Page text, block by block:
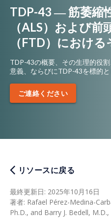
TDP-43 ― 筋萎縮
（ALS）および前
（FTD）における
TDP-43の概要、その生理的役
意義、ならびにTDP-43を標的と
ご連絡ください
リソースに戻る
最終更新日: 2025年10月16日
著者: Rafael Pérez-Medina-
Ph.D., and Barry J. Bedell, M.D.,